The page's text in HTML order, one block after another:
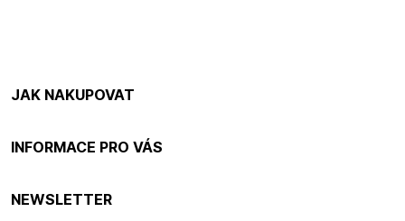
JAK NAKUPOVAT
INFORMACE PRO VÁS
NEWSLETTER